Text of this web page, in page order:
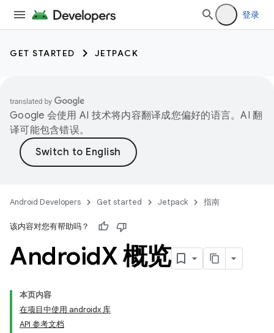
登录
GET STARTED JETPACK
Google 会使用 AI 技术将内容翻译成您偏好的语言。AI 翻
译可能包含错误。
Android Developers Get started Jetpack 指南
该内容对您有帮助吗？
AndroidX 概览
本页内容
在项目中使用 androidx 库
API 参考文档